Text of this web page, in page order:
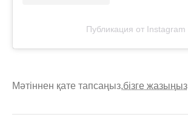
Публикация от Instagram
Мәтіннен қате тапсаңыз,бізге жазыңыз